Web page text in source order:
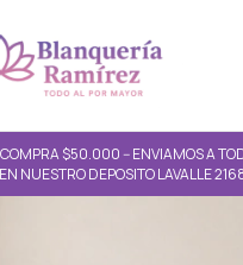
$50.000 -- ENVIAMOS A
EN NUESTRO DEPOSITO LAVALLE